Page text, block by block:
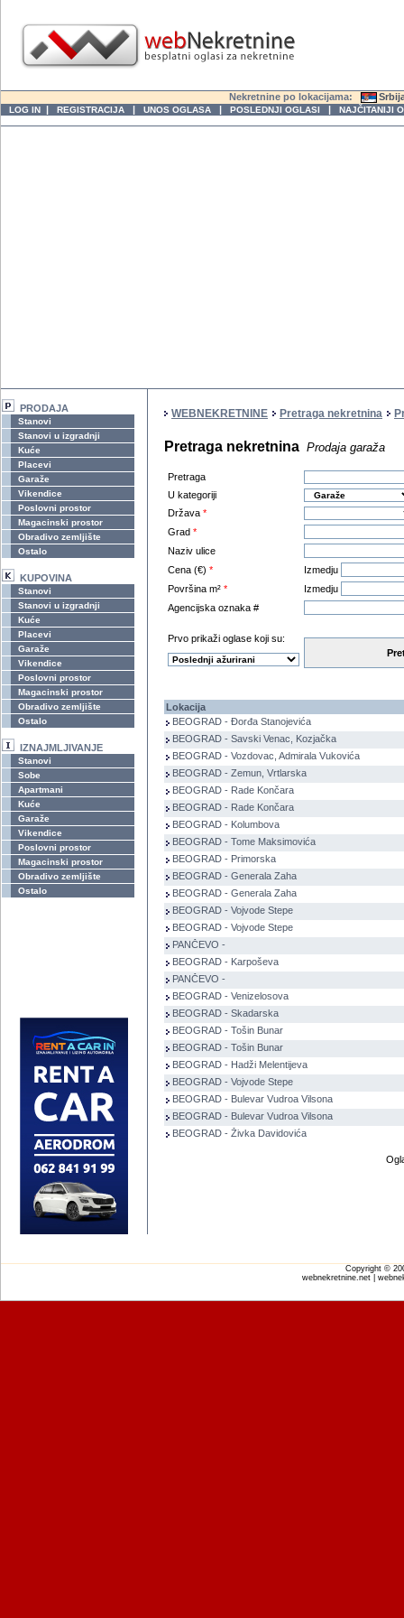
Nekretnine po lokacijama:
LOG IN | REGISTRACIJA | UNOS OGLASA | POSLEDNJI OGLASI | NAJČITANIJI
PRODAJA
Stanovi
Stanovi u izgradnji
Kuće
Placevi
Garaže
Vikendice
Poslovni prostor
Magacinski prostor
Obradivo zemljište
Ostalo
KUPOVINA
Stanovi
Stanovi u izgradnji
Kuće
Placevi
Garaže
Vikendice
Poslovni prostor
Magacinski prostor
Obradivo zemljište
Ostalo
IZNAJMLJIVANJE
Stanovi
Sobe
Apartmani
Kuće
Garaže
Vikendice
Poslovni prostor
Magacinski prostor
Obradivo zemljište
Ostalo
WEBNEKRETNINE Pretraga nekretnina
Pretraga nekretnina Prodaja garaža
Pretraga
U kategoriji
Država *
Grad *
Naziv ulice
Cena (€) *
Izmedju
Površina m² *
Izmedju
Agencijska oznaka #
Prvo prikaži oglase koji su:
Lokacija
BEOGRAD - Đorđa Stanojevića
BEOGRAD - Savski Venac, Kozjačka
BEOGRAD - Vozdovac, Admirala Vukovića
BEOGRAD - Zemun, Vrtlarska
BEOGRAD - Rade Končara
BEOGRAD - Rade Končara
BEOGRAD - Kolumbova
BEOGRAD - Tome Maksimovića
BEOGRAD - Primorska
BEOGRAD - Generala Zaha
BEOGRAD - Generala Zaha
BEOGRAD - Vojvode Stepe
BEOGRAD - Vojvode Stepe
PANČEVO -
BEOGRAD - Karpoševa
PANČEVO -
BEOGRAD - Venizelosova
BEOGRAD - Skadarska
BEOGRAD - Tošin Bunar
BEOGRAD - Tošin Bunar
BEOGRAD - Hadži Melentijeva
BEOGRAD - Vojvode Stepe
BEOGRAD - Bulevar Vudroa Vilsona
BEOGRAD - Bulevar Vudroa Vilsona
BEOGRAD - Živka Davidovića
Copyright ©
webnekretnine.net |